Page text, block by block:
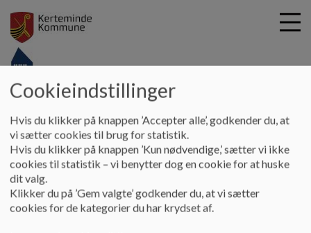
-
SFO
SFO
Her finder du de praktiske informationer omkring
Cookieindstillinger
Hvis du klikker på knappen ’Accepter alle’, godkender du, at
vi sætter cookies til brug for statistik.
Hvis du klikker på knappen ’Kun nødvendige,’ sætter vi ikke
cookies til statistik – vi benytter dog en cookie for at huske
dit valg.
Klikker du på ’Gem valgte’ godkender du, at vi sætter
cookies for de kategorier du har krydset af.